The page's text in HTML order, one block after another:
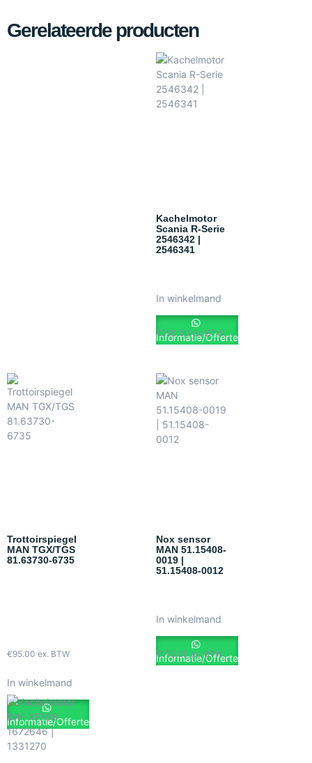
Gerelateerde producten
Kachelmotor
Scania R-Serie
2546342 |
2546341
€250.00 ex. BTW
In winkelmand
Informatie/Offerte
Trottoirspiegel
MAN TGX/TGS
81.63730-6735
€95.00 ex. BTW
In winkelmand
Informatie/Offerte
Nox sensor
MAN 51.15408-
0019 |
51.15408-0012
€175.00 ex. BTW
In winkelmand
Informatie/Offerte